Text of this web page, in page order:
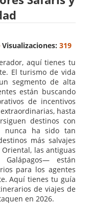
Visualizaciones: 319
aquí tienes tu
El turismo de vida
segmento de alta
están buscando
de incentivos
hasta
destinos con
nunca ha sido tan
más salvajes
las antiguas
están
para los agentes
Aquí tienes tu guía
de viajes de
en 2026.